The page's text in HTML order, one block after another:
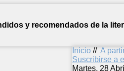
y recomendados de la
Inicio // A
Suscribirse a
Martes, 28